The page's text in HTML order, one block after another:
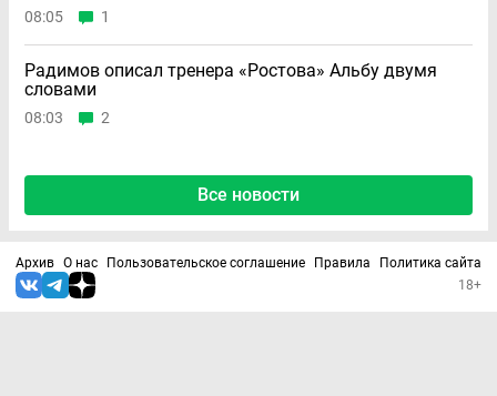
08:05 1
Радимов описал тренера «Ростова» Альбу двумя
словами
08:03 2
Все новости
Архив О нас Пользовательское соглашение Правила
Политика сайта
18+